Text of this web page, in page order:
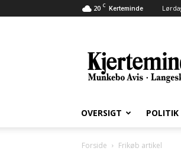
20 C Kerteminde
Avis
OVERSIGT POLITIK
Forside Frikøb artikel